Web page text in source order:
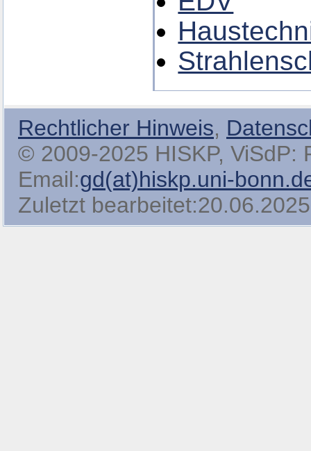
Rechtlicher Hinweis,
© 2009-2025 HISKP, ViSdP:
Email:gd(at)hiskp.uni-
Zuletzt